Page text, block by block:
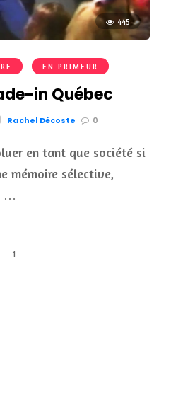
445
EN PRIMEUR
in Québec
Rachel Décoste 0
en tant que société si
mémoire sélective,
…
1